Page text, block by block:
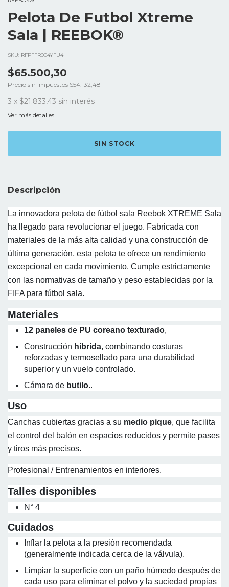
Pelota De Futbol Xtreme
Sala | REEBOK®
SKU: RFPFFR004YFU4
$65.500,30
Precio sin impuestos $54.132,48
3 x $21.833,43 sin interés
Ver más detalles
Descripción
La innovadora pelota de fútbol sala Reebok XTREME Sala
ha llegado para revolucionar el juego. Fabricada con
materiales de la más alta calidad y una construcción de
última generación, esta pelota te ofrece un rendimiento
excepcional en cada movimiento. Cumple estrictamente
con las normativas de tamaño y peso establecidas por la
FIFA para fútbol sala.
Materiales
12 paneles de PU coreano texturado,
Construcción híbrida, combinando costuras
reforzadas y termosellado para una durabilidad
superior y un vuelo controlado.
Cámara de butilo..
Uso
Canchas cubiertas gracias a su medio pique, que facilita
el control del balón en espacios reducidos y permite pases
y tiros más precisos.
Profesional / Entrenamientos en interiores.
Talles disponibles
N° 4
Cuidados
Inflar la pelota a la presión recomendada
(generalmente indicada cerca de la válvula).
Limpiar la superficie con un paño húmedo después de
cada uso para eliminar el polvo y la suciedad propias